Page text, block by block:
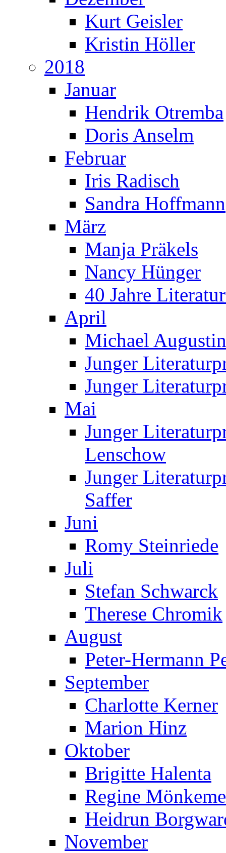
Kurt Geisler
Kristin Höller
2018
Januar
Hendrik Otremba
Doris Anselm
Februar
Iris Radisch
Sandra Hoffmann
März
Manja Präkels
Nancy Hünger
40 Jahre
April
Michael
Junger
Junger
Mai
Junger
Lenschow
Junger
Saffer
Juni
Romy Steinriede
Juli
Stefan Schwarck
Therese Chromik
August
Peter-Hermann
September
Charlotte Kerner
Marion Hinz
Oktober
Brigitte Halenta
Regine
Heidrun
November